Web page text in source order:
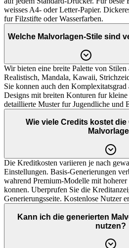
weisses A4- oder Letter-Papier.
fur Filzstifte oder Wasserfarben.
Welche Malvorlagen-Stile sind
Wir bieten eine breite Palette von Stilen
Realistisch, Mandala, Kawaii,
Sie konnen auch den
Designs mit breiten Konturen fur
detaillierte Muster fur Jugendliche und
Wie viele Credits kostet
Die Kreditkosten variieren je nach
Einstellungen. Basis-Generierungen
wahrend Premium-Modelle mit
konnen. Uberprufen Sie die
Generierungsseite. Kostenlose Nutzer
Kann ich die generierten
nutzen?